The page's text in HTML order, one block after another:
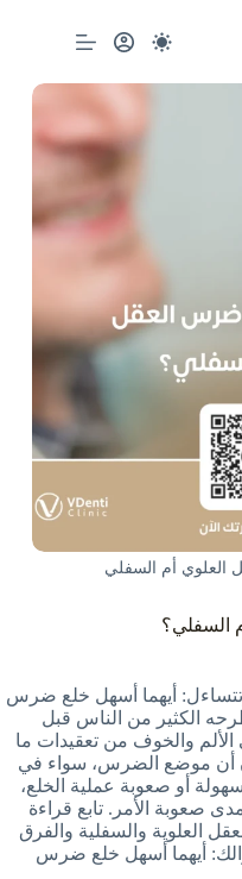
العلوي أم السفلي
السفلي؟
أيهما أسهل خلع ضرس
الكثير من الناس قبل
والخوف من تعقيدات ما
أن موضع الضرس، سواء في
أو صعوبة عملية الخلع،
صعوبة الأمر. تابع قراءة
العلوية والسفلية والفرق
أيهما أسهل خلع ضرس